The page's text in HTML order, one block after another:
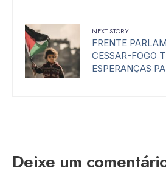
NEXT STORY
FRENTE
CESSAR-FOGO
ESPERANÇAS
Deixe um